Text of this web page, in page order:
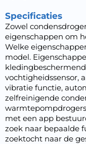
Specificaties
Zowel
eigenschappen om
Welke
model.
vochtigheidssensor,
vibratie functie,
zelfreinigende
met een app
zoek naar bepaalde
zoektocht naar de